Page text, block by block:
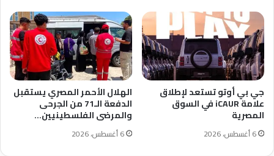
جي بي أوتو تستعد لإطلاق
علامة iCAUR في السوق
المصرية
6 أغسطس، 2026
الهلال الأحمر المصري يستقبل
الدفعة الـ71 من الجرحى
والمرضى الفلسطينيين…
6 أغسطس، 2026